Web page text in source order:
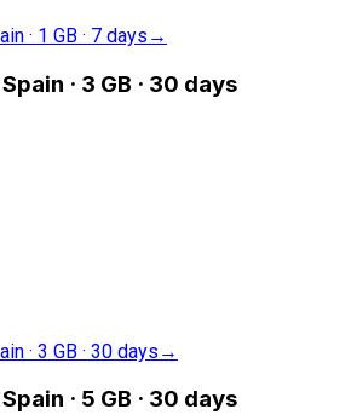
· 1 GB · 7 days →
Spain · 3 GB · 30 days
· 3 GB · 30 days →
Spain · 5 GB · 30 days